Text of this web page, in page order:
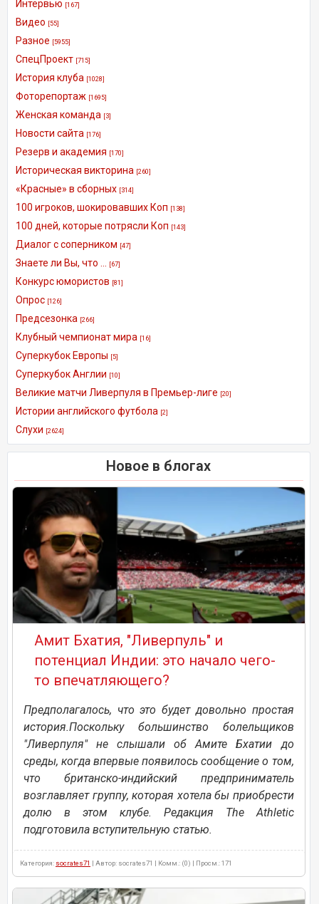
Интервью [167]
Видео [55]
Разное [5955]
СпецПроект [715]
История клуба [1028]
Фоторепортаж [1695]
Женская команда [3]
Новости сайта [176]
Резерв и академия [170]
Историческая викторина [260]
«Красные» в сборных [314]
100 игроков, шокировавших Коп [138]
100 дней, которые потрясли Коп [143]
Диалог с соперником [47]
Знаете ли Вы, что ... [67]
Конкурс юмористов [81]
Опрос [126]
Предсезонка [266]
Клубный чемпионат мира [16]
Суперкубок Европы [5]
Суперкубок Англии [10]
Великие матчи Ливерпуля в Премьер-лиге [20]
Истории английского футбола [2]
Слухи [2624]
Новое в блогах
Амит Бхатия, "Ливерпуль" и
потенциал Индии: это начало чего-
то впечатляющего?
Предполагалось, что это будет довольно простая
история.Поскольку большинство болельщиков
"Ливерпуля" не слышали об Амите Бхатии до
среды, когда впервые появилось сообщение о том,
что британско-индийский предприниматель
возглавляет группу, которая хотела бы приобрести
долю в этом клубе. Редакция The Athletic
подготовила вступительную статью.
Категория: socrates71 | Автор: socrates71 | Комм.: (0) | Просм.: 171